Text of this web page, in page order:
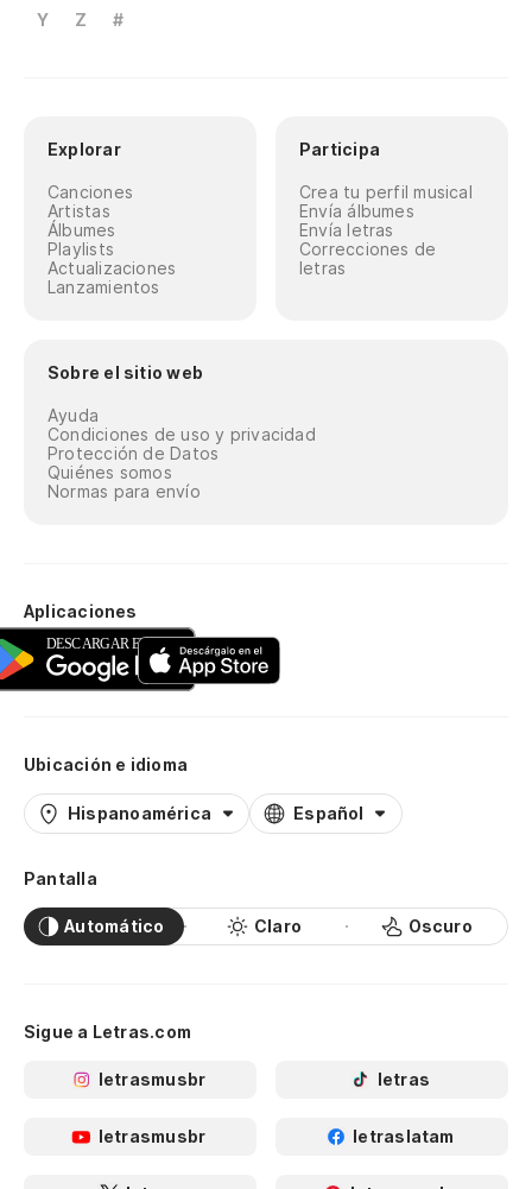
Y
Z #
Explorar
Canciones
Artistas
Álbumes
Playlists
Actualizaciones
Lanzamientos
Participa
Crea tu perfil musical
Envía álbumes
Envía letras
Correcciones de
letras
Sobre el sitio web
Ayuda
Condiciones de uso y privacidad
Protección de Datos
Quiénes somos
Normas para envío
Aplicaciones
Ubicación e idioma
Hispanoamérica Español
Pantalla
Automático Claro Oscuro
Sigue a Letras.com
letrasmusbr letras
letrasmusbr letraslatam